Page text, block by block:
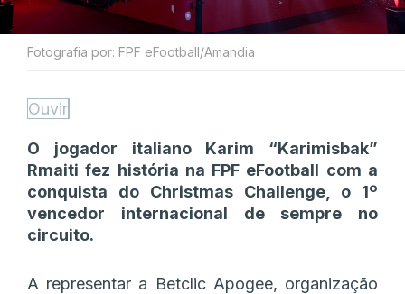
Fotografia por: FPF eFootball/Amandia
Ouvir
O jogador italiano Karim “Karimisbak”
Rmaiti fez história na FPF eFootball com a
conquista do Christmas Challenge, o 1º
vencedor internacional de sempre no
circuito.
A representar a Betclic Apogee, organização